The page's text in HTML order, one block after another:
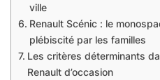
ville
Renault Scénic : le
plébiscité par les familles
Les critères déterminants
Renault d’occasion